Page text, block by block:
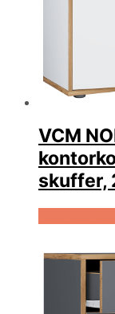
VCM
skuffer,